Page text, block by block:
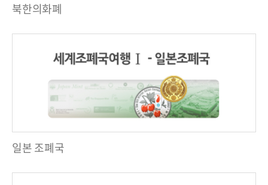
북한의화폐
일본 조폐국